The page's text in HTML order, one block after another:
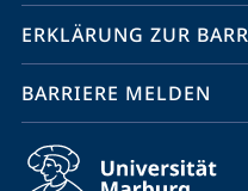
ERKLÄRUNG ZUR
BARRIERE MELDEN